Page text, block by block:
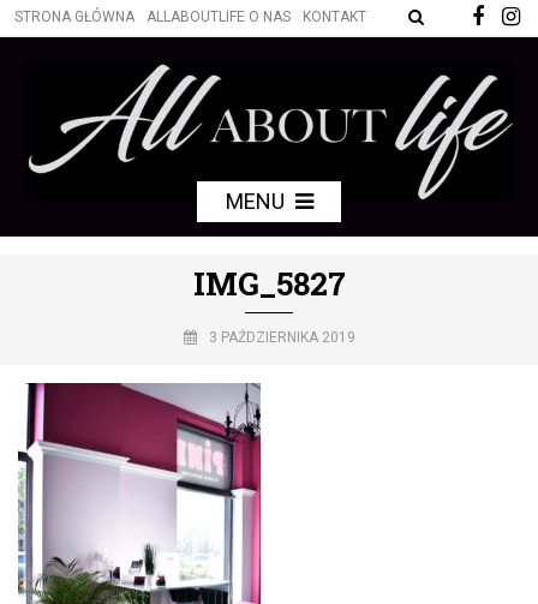
STRONA GŁÓWNA ALLABOUTLIFE O NAS KONTAKT
MENU
IMG_5827
3 PAŹDZIERNIKA 2019